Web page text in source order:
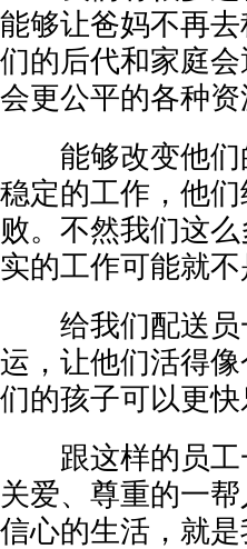
能够让爸妈不再
们的后代和家庭
会更公平的各种资
能够改变他们
稳定的工作，他
败。不然我们这
实的工作可能就不
给我们配送员
运，让他们活得
们的孩子可以更快
跟这样的员工
关爱、尊重的一
信心的生活，就是